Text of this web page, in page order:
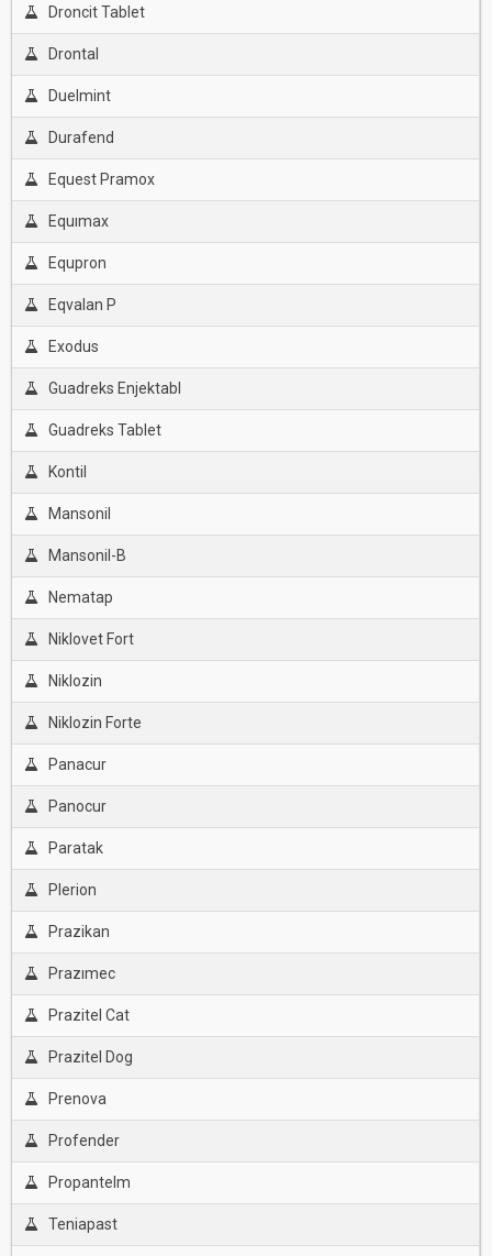
Droncit Tablet
Drontal
Duelmint
Durafend
Equest Pramox
Equımax
Equpron
Eqvalan P
Exodus
Guadreks Enjektabl
Guadreks Tablet
Kontil
Mansonil
Mansonil-B
Nematap
Niklovet Fort
Niklozin
Niklozin Forte
Panacur
Panocur
Paratak
Plerion
Prazikan
Prazımec
Prazitel Cat
Prazitel Dog
Prenova
Profender
Propantelm
Teniapast